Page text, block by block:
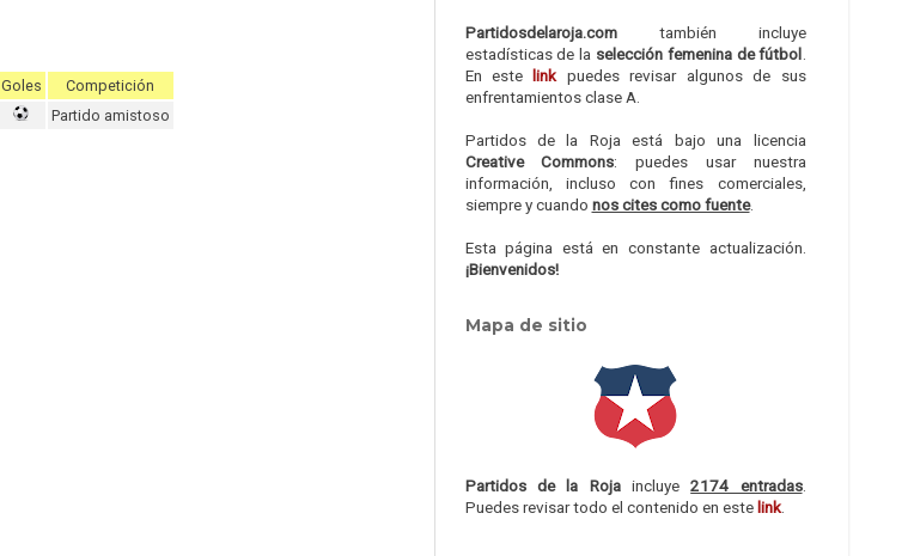
Goles
Competición
Partido amistoso
Partidosdelaroja.comtambién incluye
estadísticas de la selección femenina de fútbol
En este link puedes revisar algunos de sus
enfrentamientos clase A.
Partidos de la Roja está bajo una licencia
Creative Commons: puedes usar nuestra
información, incluso con fines comerciales,
siempre y cuando nos cites como fuente.
Esta página está en constante actualización.
¡Bienvenidos!
Mapa de sitio
Partidos de la Rojaincluye2174 entradas.
Puedes revisar todo el contenido en estelink.